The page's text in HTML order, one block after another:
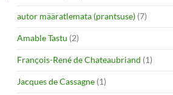
autor määratlemata (prantsuse) (7)
Amable Tastu (2)
François-René de Chateaubriand (1)
Jacques de Cassagne (1)